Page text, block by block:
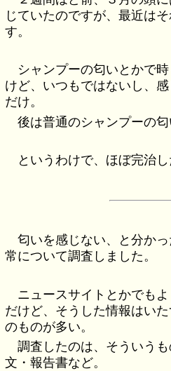
じていたのですが、最近は
す。
シャンプーの匂いとかで
けど、いつもではないし、
だけ。
後は普通のシャンプーの匂
というわけで、ほぼ完治し
匂いを感じない、と分か
常について調査しました。
ニュースサイトとかでも
だけど、そうした情報はい
のものが多い。
調査したのは、そういう
文・報告書など。